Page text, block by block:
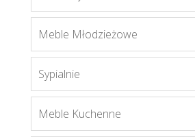
Więcej
Meble Młodzieżowe
Sypialnie
Meble Kuchenne